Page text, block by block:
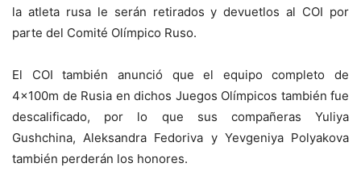
la atleta rusa le serán retirados y devuetlos al COI por
parte del Comité Olímpico Ruso.
El COI también anunció que el equipo completo de
4x100m de Rusia en dichos Juegos Olímpicos también fue
descalificado, por lo que sus compañeras Yuliya
Gushchina, Aleksandra Fedoriva y Yevgeniya Polyakova
también perderán los honores.